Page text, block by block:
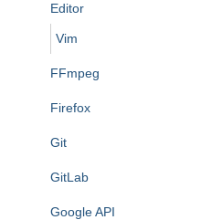
Editor
Vim
FFmpeg
Firefox
Git
GitLab
Google API